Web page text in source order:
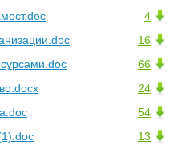
4
16
66
24
54
13